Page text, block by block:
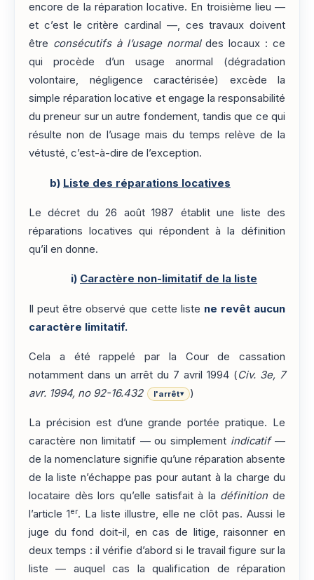
encore de la réparation locative. En troisième lieu —
et c’est le critère cardinal —, ces travaux doivent
être consécutifs à l’usage normaldes locaux : ce
qui procède d’un usage anormal (dégradation
volontaire, négligence caractérisée) excède la
simple réparation locative et engage la responsabilité
du preneur sur un autre fondement, tandis que ce qui
résulte non de l’usage mais du temps relève de la
vétusté, c’est-à-dire de l’exception.
b) Liste des réparations locatives
Le décret du 26 août 1987 établit une liste des
réparations locatives qui répondent à la définition
qu’il en donne.
i) Caractère non-limitatif de la liste
Il peut être observé que cette liste ne revêt aucun
caractère limitatif.
Cela a été rappelé par la Cour de cassation
notamment dans un arrêt du 7 avril 1994 (Civ. 3e, 7
avr. 1994, no 92-16.432
l'arrêt▾ )
La précision est d’une grande portée pratique. Le
caractère non limitatif — ou simplement indicatif—
de la nomenclature signifie qu’une réparation absente
de la liste n’échappe pas pour autant à la charge du
locataire dès lors qu’elle satisfait à la définition de
l’article 1 er. La liste illustre, elle ne clôt pas. Aussi le
juge du fond doit-il, en cas de litige, raisonner en
deux temps : il vérifie d’abord si le travail figure sur la
liste — auquel cas la qualification de réparation